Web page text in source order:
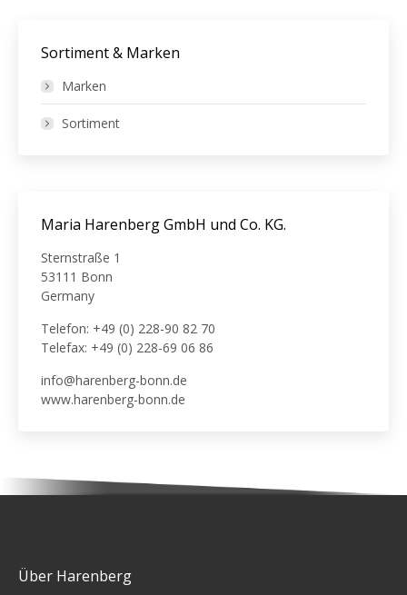
Sortiment & Marken
Marken
Sortiment
Maria Harenberg GmbH und Co. KG.
Sternstraße 1
53111 Bonn
Germany
Telefon: +49 (0) 228-90 82 70
Telefax: +49 (0) 228-69 06 86
info@harenberg-bonn.de
www.harenberg-bonn.de
Über Harenberg